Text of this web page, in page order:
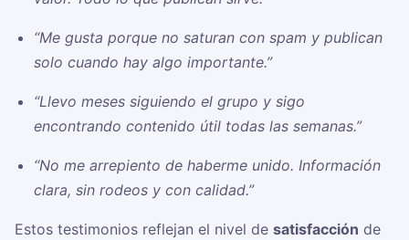
“Me gusta porque no saturan con spam y publican
solo cuando hay algo importante.”
“Llevo meses siguiendo el grupo y sigo
encontrando contenido útil todas las semanas.”
“No me arrepiento de haberme unido. Información
clara, sin rodeos y con calidad.”
Estos testimonios reflejan el nivel de satisfacción de